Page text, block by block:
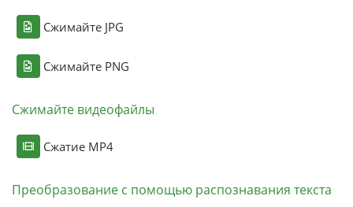
Сжимайте JPG
Сжимайте PNG
Сжимайте видеофайлы
Сжатие MP4
Преобразование с помощью распознавания текста